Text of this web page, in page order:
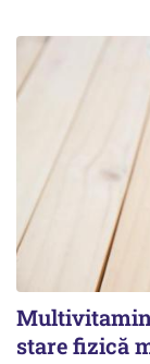
stare fizică